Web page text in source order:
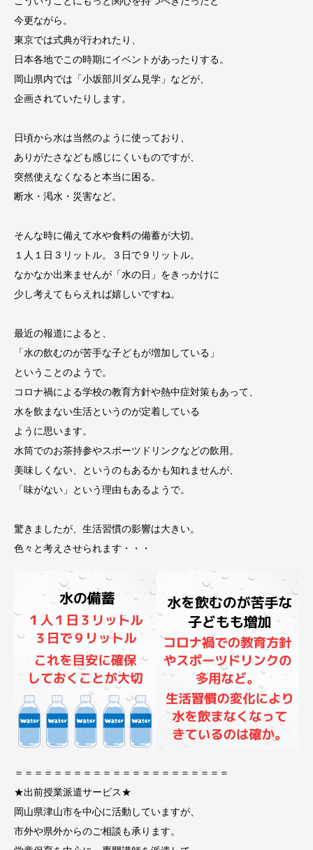
今更ながら。
東京では式典が行われたり、
日本各地でこの時期にイベントがあったりする。
岡山県内では「小坂部川ダム見学」などが、
企画されていたりします。
日頃から水は当然のように使っており、
ありがたさなども感じにくいものですが、
突然使えなくなると本当に困る。
断水・渇水・災害など。
そんな時に備えて水や食料の備蓄が大切。
１人１日３リットル。３日で９リットル。
なかなか出来ませんが「水の日」をきっかけに
少し考えてもらえれば嬉しいですね。
最近の報道によると、
「水の飲むのが苦手な子どもが増加している」
ということのようで。
コロナ禍による学校の教育方針や熱中症対策もあって、
水を飲まない生活というのが定着している
ように思います。
水筒でのお茶持参やスポーツドリンクなどの飲用。
美味しくない、というのもあるかも知れませんが、
「味がない」という理由もあるようで。
驚きましたが、生活習慣の影響は大きい。
色々と考えさせられます・・・
＝＝＝＝＝＝＝＝＝＝＝＝＝＝＝＝＝＝＝＝＝＝
★出前授業派遣サービス★
岡山県津山市を中心に活動していますが、
市外や県外からのご相談も承ります。